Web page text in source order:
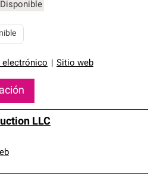
electrónico Sitio web
LLC